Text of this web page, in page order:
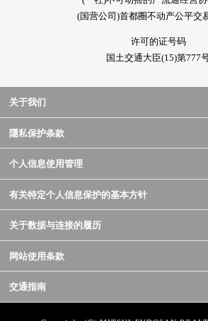
(国营公司)首都圈不动产公平交
许可的证号码
国土交通大臣(15)第777
关于我们
隱私保护条款
个人信息使用管理
有关特定个人信息保护的基本方针
关于数据与连接的履历
网站使用条款
交通指南